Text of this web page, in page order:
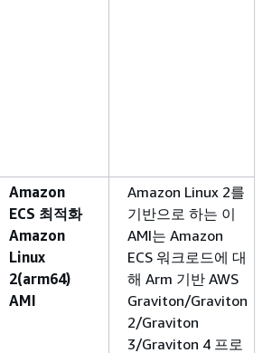
Amazon
ECS 최적화
Amazon
Linux
2(arm64)
AMI
Amazon Linux 2를
기반으로 하는 이
AMI는 Amazon
ECS 워크로드에 대
해 Arm 기반 AWS
Graviton/Graviton
2/Graviton
3/Graviton 4 프로